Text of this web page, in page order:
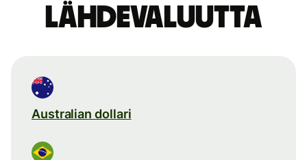
lähdevaluutta
Australian dollari